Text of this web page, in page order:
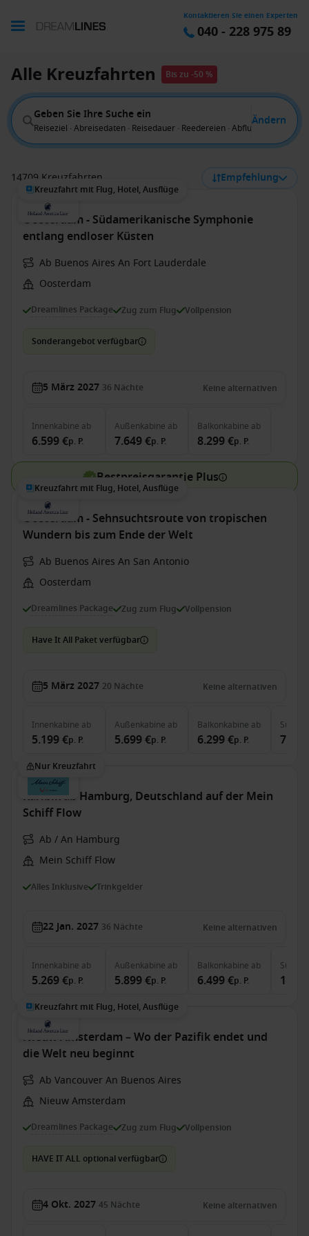
Kontaktieren Sie einen Experten
040 - 228 975 89
Alle Kreuzfahrten Bis zu -50 %
Geben Sie Ihre Suche ein
Reiseziel · Abreisedaten · Reisedauer · Reedereien · Abflug von
Ändern
14709 Kreuzfahrten Empfehlung
Kreuzfahrt mit Flug, Hotel, Ausflüge
Oosterdam - Südamerikanische Symphonie
entlang endloser Küsten
Ab Buenos Aires An Fort Lauderdale
Oosterdam
Dreamlines Package Zug zum Flug Vollpension
Sonderangebot verfügbar
5 März 2027 36 Nächte Keine alternativen
Innenkabine ab
6.599 €p. P.
Außenkabine ab
7.649 €p. P.
Balkonkabine ab
8.299 €p. P.
Bestpreisgarantie Plus
Kreuzfahrt mit Flug, Hotel, Ausflüge
Oosterdam - Sehnsuchtsroute von tropischen
Wundern bis zum Ende der Welt
Ab Buenos Aires An San Antonio
Oosterdam
Dreamlines Package Zug zum Flug Vollpension
Have It All Paket verfügbar
5 März 2027 20 Nächte Keine alternativen
Innenkabine ab
5.199 €p. P.
Außenkabine ab
5.699 €p. P.
Balkonkabine ab
6.299 €p. P.
Suite
Nur Kreuzfahrt
Karibik ab Hamburg, Deutschland auf der Mein
Schiff Flow
Ab / An Hamburg
Mein Schiff Flow
Alles Inklusive Trinkgelder
22 Jan. 2027 36 Nächte Keine alternativen
Innenkabine ab
5.269 €p. P.
Außenkabine ab
5.899 €p. P.
Balkonkabine ab
6.499 €p. P.
Suite
Kreuzfahrt mit Flug, Hotel, Ausflüge
Nieuw Amsterdam – Wo der Pazifik endet und
die Welt neu beginnt
Ab Vancouver An Buenos Aires
Nieuw Amsterdam
Dreamlines Package Zug zum Flug Vollpension
HAVE IT ALL optional verfügbar
4 Okt. 2027 45 Nächte Keine alternativen